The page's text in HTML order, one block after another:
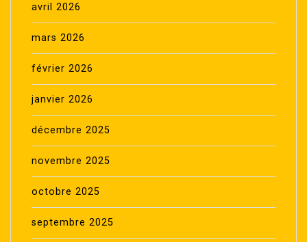
avril 2026
mars 2026
février 2026
janvier 2026
décembre 2025
novembre 2025
octobre 2025
septembre 2025